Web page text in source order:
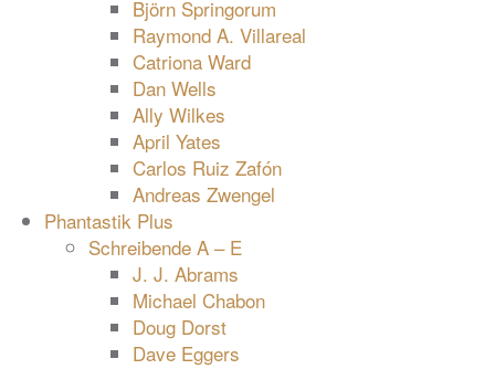
Björn Springorum
Raymond A. Villareal
Catriona Ward
Dan Wells
Ally Wilkes
April Yates
Carlos Ruiz Zafón
Andreas Zwengel
Phantastik Plus
Schreibende A – E
J. J. Abrams
Michael Chabon
Doug Dorst
Dave Eggers